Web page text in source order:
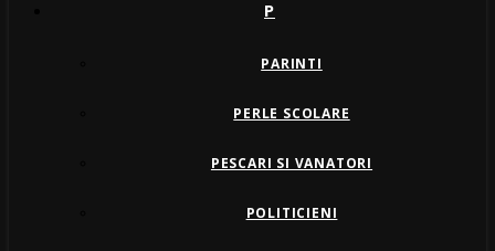
P
PARINTI
PERLE SCOLARE
PESCARI SI VANATORI
POLITICIENI